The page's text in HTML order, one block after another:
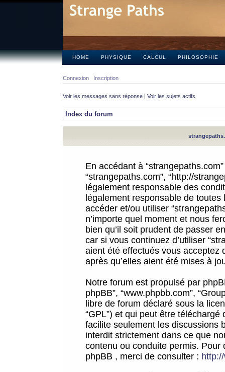
HOME PHYSIQUE CALCUL PHILOSOPHIE
Connexion Inscription
Voir les messages sans réponse | Voir les sujets actifs
Index du forum
En accédant à
“strangepaths.com”, “http://
légalement responsable des
légalement responsable de
accéder et/ou utiliser
n’importe quel moment et nous
bien qu’il soit prudent de passer
car si vous continuez d’utiliser
aient été effectués vous acceptez
après qu’elles aient été mises à
Notre forum est propulsé par
phpBB”, “www.phpbb.com”,
libre de forum déclaré sous la
“GPL”) et qui peut être téléchargé
facilite seulement les discussions
interdit strictement dans ce que
contenu ou conduite permis.
phpBB , merci de consulter :